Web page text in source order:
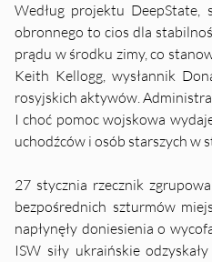
Według projektu DeepState,
obronnego to cios dla
prądu w środku zimy, co
Keith Kellogg, wysłannik
rosyjskich aktywów.
I choć pomoc wojskowa
uchodźców i osób starszych w
27 stycznia rzecznik
bezpośrednich szturmów
napłynęły doniesienia o
ISW siły ukraińskie